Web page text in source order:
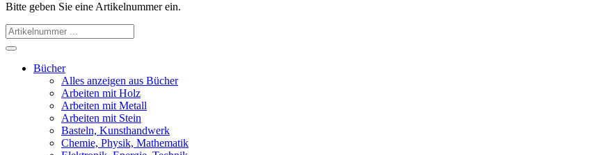
Bitte geben Sie eine Artikelnummer ein.
Bücher
Alles anzeigen aus Bücher
Arbeiten mit Holz
Arbeiten mit Metall
Arbeiten mit Stein
Basteln, Kunsthandwerk
Chemie, Physik, Mathematik